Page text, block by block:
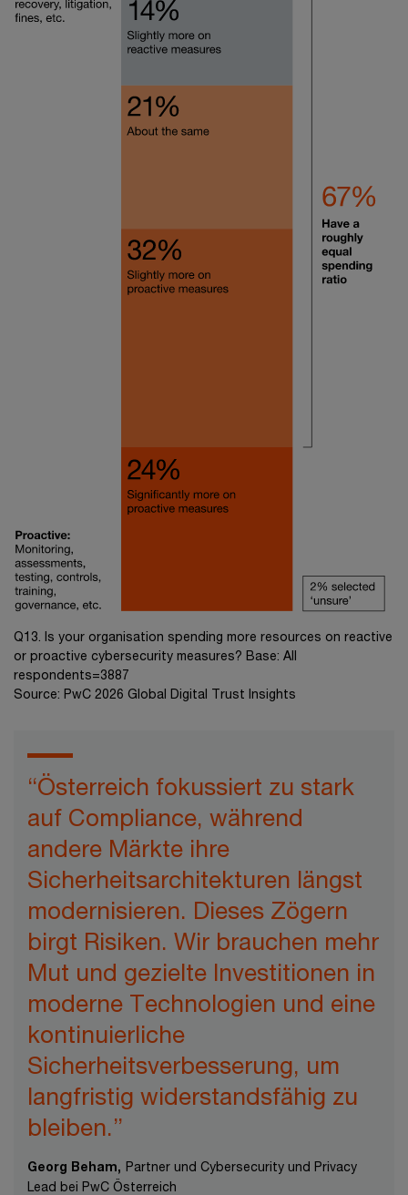
Q13. Is your organisation spending more resources on reactive
or proactive cybersecurity measures? Base: All
respondents=3887
Source: PwC 2026 Global Digital Trust Insights
“Österreich fokussiert zu stark
auf Compliance, während
andere Märkte ihre
Sicherheitsarchitekturen längst
modernisieren. Dieses Zögern
birgt Risiken. Wir brauchen mehr
Mut und gezielte Investitionen in
moderne Technologien und eine
kontinuierliche
Sicherheitsverbesserung, um
langfristig widerstandsfähig zu
bleiben.”
Georg Beham, Partner und Cybersecurity und Privacy
Lead bei PwC Österreich